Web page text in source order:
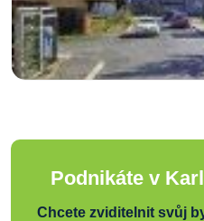
Podnikáte v
Chcete zviditelnit svůj